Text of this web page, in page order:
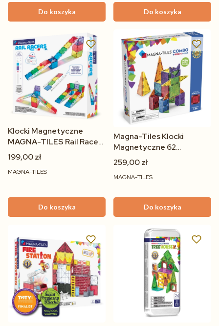
Do koszyka Do koszyka
Klocki Magnetyczne
MAGNA-TILES Rail Racers
33 el. Tor Wyścigowy 3+
199,00 zł
MAGNA-TILES
Do koszyka
Magna-Tiles Klocki
Magnetyczne 62
Elementy – Zestaw
Edukacyjny dla Dzieci 3+
259,00 zł
MAGNA-TILES
Do koszyka